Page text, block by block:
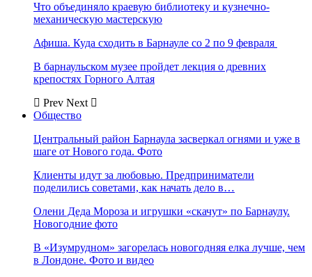
Что объединяло краевую библиотеку и кузнечно-
механическую мастерскую
Афиша. Куда сходить в Барнауле со 2 по 9 февраля
В барнаульском музее пройдет лекция о древних
крепостях Горного Алтая
Prev Next
Общество
Центральный район Барнаула засверкал огнями и уже в
шаге от Нового года. Фото
Клиенты идут за любовью. Предприниматели
поделились советами, как начать дело в…
Олени Деда Мороза и игрушки «скачут» по Барнаулу.
Новогодние фото
В «Изумрудном» загорелась новогодняя елка лучше, чем
в Лондоне. Фото и видео